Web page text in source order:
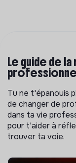
Le guide de
Tu ne t'épanouis
de changer de
dans ta vie
pour t'aider à
trouver ta voie.